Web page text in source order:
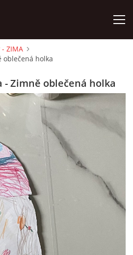
/DLE NOVÉHO RVP PV 2025
ZIMA
oblečená holka
Zimně oblečená holka